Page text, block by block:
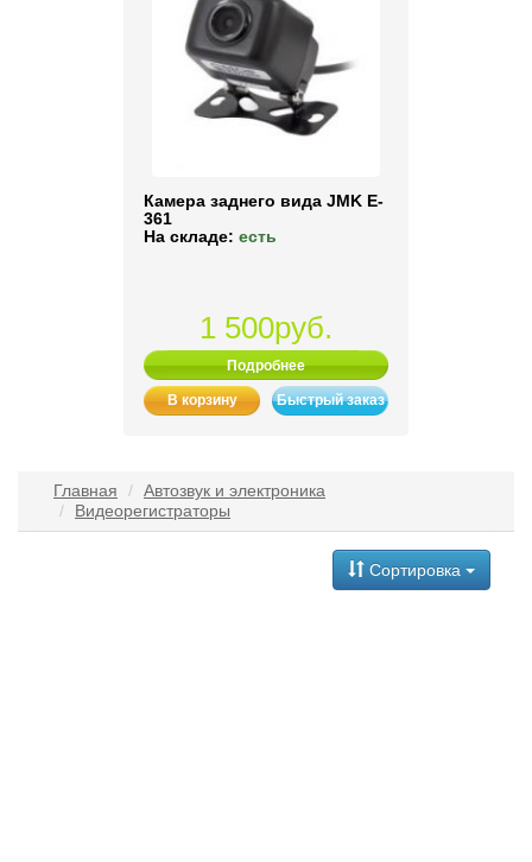
Камера заднего вида JMK E-
361
На складе: есть
1 500руб.
Подробнее
В корзину Быстрый заказ
Главная
Автозвук и электроника
Видеорегистраторы
Сортировка